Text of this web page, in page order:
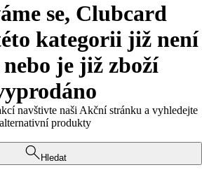
se, Clubcard
kategorii již není
je již zboží
navštivte naši Akční stránku a vyhledejte
alternativní produkty
Hledat